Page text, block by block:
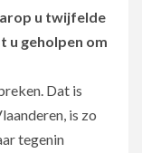
u twijfelde
u geholpen om
Dat is
is zo
tegenin